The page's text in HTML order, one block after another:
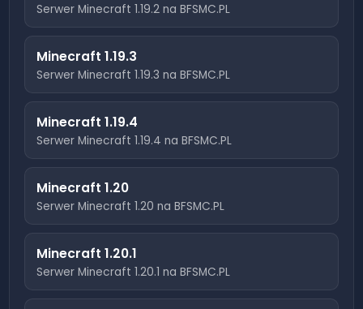
Serwer Minecraft1.19.2 na BFSMC.PL
Minecraft1.19.3
Serwer Minecraft1.19.3 na BFSMC.PL
Minecraft1.19.4
Serwer Minecraft1.19.4 na BFSMC.PL
Minecraft1.20
Serwer Minecraft1.20 na BFSMC.PL
Minecraft1.20.1
Serwer Minecraft1.20.1 na BFSMC.PL